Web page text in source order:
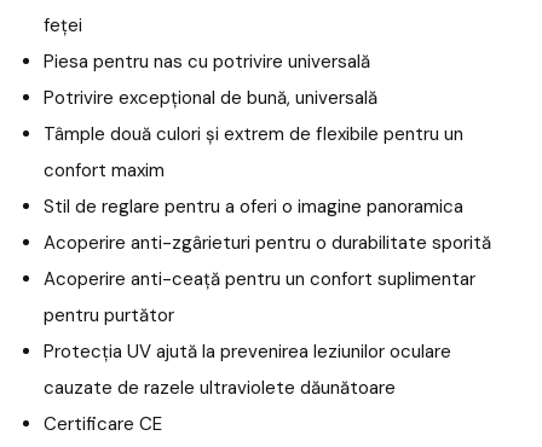
feței
Piesa pentru nas cu potrivire universală
Potrivire excepțional de bună, universală
Tâmple două culori și extrem de flexibile pentru un
confort maxim
Stil de reglare pentru a oferi o imagine panoramica
Acoperire anti-zgârieturi pentru o durabilitate sporită
Acoperire anti-ceață pentru un confort suplimentar
pentru purtător
Protecția UV ajută la prevenirea leziunilor oculare
cauzate de razele ultraviolete dăunătoare
Certificare CE